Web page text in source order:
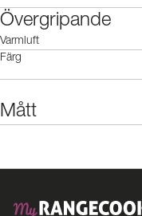
Övergripande
Varmluft
Färg
Mått